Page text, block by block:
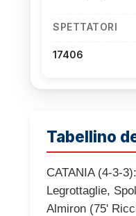
SPETTATORI
17406
Tabellino
CATANIA (4-3-
Legrottaglie,
Almiron (75'